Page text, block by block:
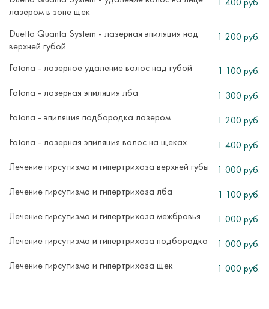
лазером в зоне щек
Duetto Quanta System - лазерная эпиляция над
верхней губой
1 200 руб.
Fotona - лазерное удаление волос над губой
1 100 руб.
Fotona - лазерная эпиляция лба
1 300 руб.
Fotona - эпиляция подбородка лазером
1 200 руб.
Fotona - лазерная эпиляция волос на щеках
1 400 руб.
Лечение гирсутизма и гипертрихоза верхней губы
1 000 руб.
Лечение гирсутизма и гипертрихоза лба
1 100 руб.
Лечение гирсутизма и гипертрихоза межбровья
1 000 руб.
Лечение гирсутизма и гипертрихоза подбородка
1 000 руб.
Лечение гирсутизма и гипертрихоза щек
1 000 руб.